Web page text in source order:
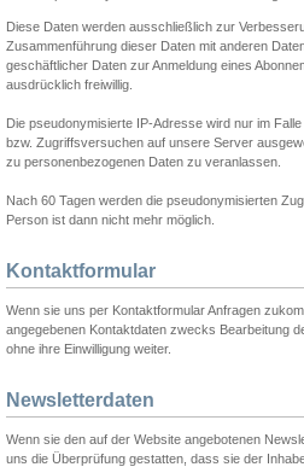
Diese Daten werden ausschließlich zur
Zusammenführung dieser Daten mit anderen
geschäftlicher Daten zur Anmeldung eines
ausdrücklich freiwillig.
Die pseudonymisierte IP-Adresse wird nur im
bzw. Zugriffsversuchen auf unsere Server
zu personenbezogenen Daten zu veranlassen.
Nach 60 Tagen werden die pseudonymisierten
Person ist dann nicht mehr möglich.
Kontaktformular
Wenn sie uns per Kontaktformular Anfragen
angegebenen Kontaktdaten zwecks Bearbeitung
ohne ihre Einwilligung weiter.
Newsletterdaten
Wenn sie den auf der Website angebotenen
uns die Überprüfung gestatten, dass sie der